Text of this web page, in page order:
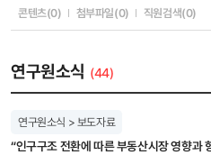
콘텐츠(0)선택안됨
첨부파일(0)선택안됨
직원검색(0)
연구원소식 (44)
연구원소식 > 보도자료
“인구구조 전환에 따른 부동산시장 영향과